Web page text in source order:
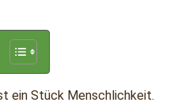
ein Stück Menschlichkeit.